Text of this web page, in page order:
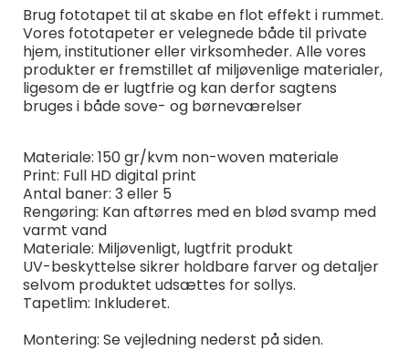
Brug fototapet til at skabe en flot effekt i rummet.
Vores fototapeter er velegnede både til private
hjem, institutioner eller virksomheder. Alle vores
produkter er fremstillet af miljøvenlige materialer,
ligesom de er lugtfrie og kan derfor sagtens
bruges i både sove- og børneværelser
Materiale: 150 gr/kvm non-woven materiale
Print: Full HD digital print
Antal baner: 3 eller 5
Rengøring: Kan aftørres med en blød svamp med
varmt vand
Materiale: Miljøvenligt, lugtfrit produkt
UV-beskyttelse sikrer holdbare farver og detaljer
selvom produktet udsættes for sollys.
Tapetlim: Inkluderet.
Montering: Se vejledning nederst på siden.